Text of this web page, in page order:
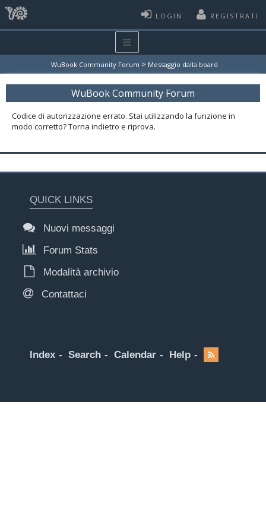
LOGIN REGISTRATI
WuBook Community Forum > Messaggio dalla board
WuBook Community Forum
Codice di autorizzazione errato. Stai utilizzando la funzione in
modo corretto? Torna indietro e riprova.
QUICK LINKS
Nuovi messaggi
Forum Stats
Modalità archivio
Contattaci
Index Search Calendar Help